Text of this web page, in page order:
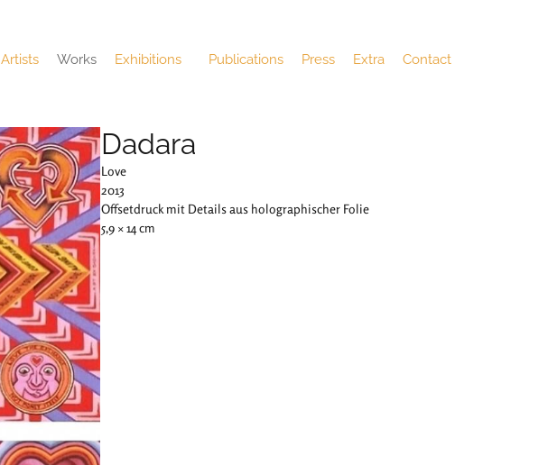
Artists Works Exhibitions Publications Press Extra Contact
Dadara
Love
2013
Offsetdruck mit Details aus holographischer Folie
5,9 × 14 cm